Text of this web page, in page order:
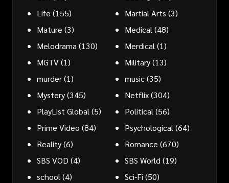
Life (155) Martial Arts (3)
Mature (3) Medical(48)
Melodrama(130) Merdical(1)
MGTV(1) Military(13)
murder(1) music(35)
Mystery(345) Netflix(304)
PlayList Global(5) Political(56)
Prime Video (84) Psychological(64)
Reality(6) Romance (670)
SBS VOD (4) SBS World(19)
school(4) Sci-Fi (50)